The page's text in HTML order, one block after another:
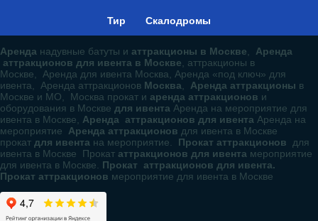
Тир Скалодромы
Аренда надувные батуты и аттракционы в Москве
Аренда
аттракционов для ивента в Москве , аттракционы в
Москве, Аренда для ивента Москва, Аренда «под ключ» для
ивента, Аренда аттракционов Москва Аренда аттракционы в
Москве и МО, Москва прокат и аренда аттракционов и
оборудования в Москве для ивента Аренда на мероприятие для
ивента в Москве, Аренда аттракционов для ивента Аренда на
мероприятие Аренда аттракционов для ивента в Москве
прокат для ивента на мероприятие. Прокат аттракционов для
ивента в Москве Прокат аттракционов для ивента мероприятие
для ивента в Москве. Прокат аттракционов для ивента.
Прокат аттракционов мероприятие для ивента в Москве